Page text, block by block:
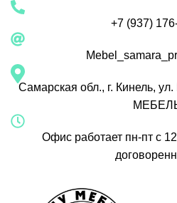
+7 (937)
Самарская обл., г. Кинель,
Офис работает пн-пт с